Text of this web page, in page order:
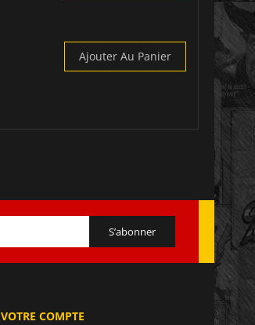
Ajouter Au Panier
VOTRE COMPTE